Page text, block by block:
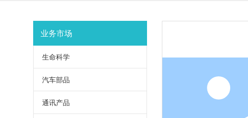
业务市场
生命科学
汽车部品
通讯产品